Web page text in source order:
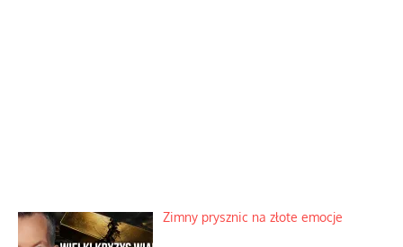
Zimny prysznic na złote emocje